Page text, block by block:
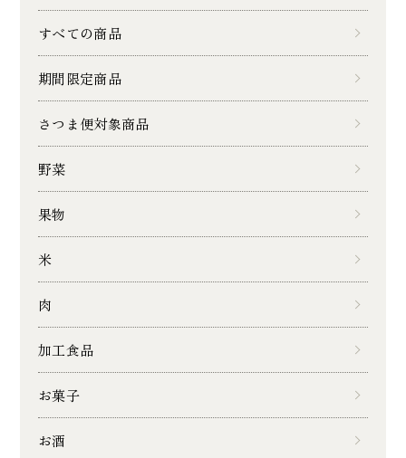
すべての商品
期間限定商品
さつま便対象商品
野菜
果物
米
肉
加工食品
お菓子
お酒